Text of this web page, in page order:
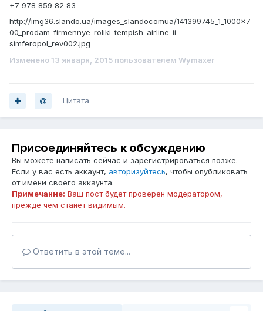
+7 978 859 82 83
http://img36.slando.ua/images_slandocomua/141399745_1_1000x7
00_prodam-firmennye-roliki-tempish-airline-ii-
simferopol_rev002.jpg
Изменено 13 января, 2015 пользователем Wymaxer
Цитата
Присоединяйтесь к обсуждению
Вы можете написать сейчас и зарегистрироваться позже.
Если у вас есть аккаунт, авторизуйтесь, чтобы опубликовать
от имени своего аккаунта.
Примечание: Ваш пост будет проверен модератором,
прежде чем станет видимым.
Ответить в этой теме...